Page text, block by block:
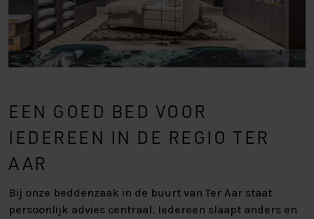
EEN GOED BED VOOR
IEDEREEN IN DE REGIO TER
AAR
Bij onze beddenzaak in de buurt van Ter Aar staat
persoonlijk advies centraal. Iedereen slaapt anders en